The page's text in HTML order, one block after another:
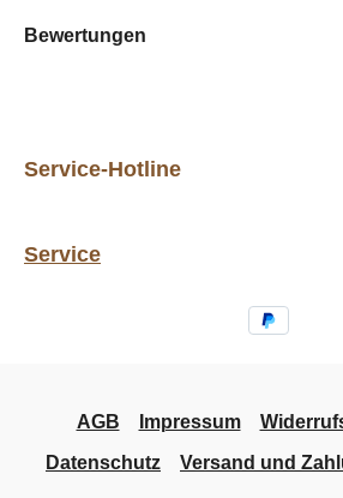
Bewertungen
Service-Hotline
Service
AGB Impressum
Datenschutz
Versand und